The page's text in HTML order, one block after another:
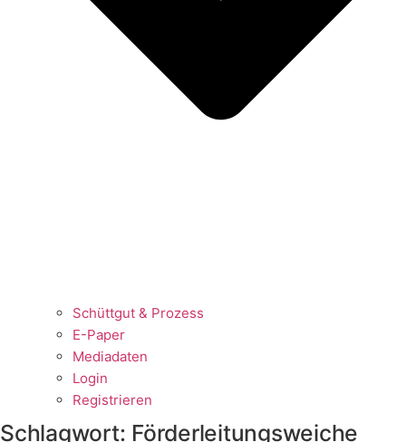
Schüttgut & Prozess
E-Paper
Mediadaten
Login
Registrieren
Schlagwort: Förderleitungsweiche